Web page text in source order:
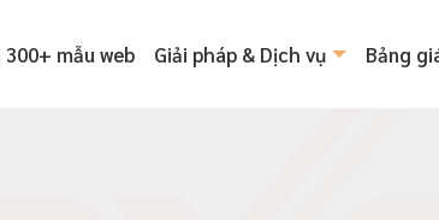
300+ mẫu web Giải pháp & Dịch vụ Bảng